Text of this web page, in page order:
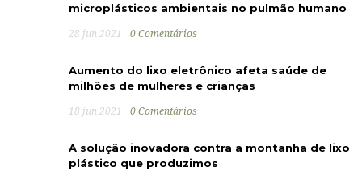
microplásticos ambientais no pulmão humano
28 jun 2021 0 Comentários
Aumento do lixo eletrônico afeta saúde de
milhões de mulheres e crianças
18 jun 2021 0 Comentários
A solução inovadora contra a montanha de lixo
plástico que produzimos